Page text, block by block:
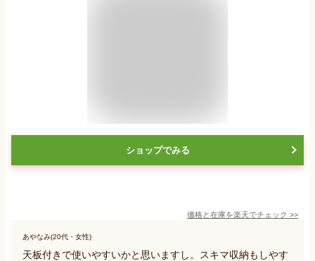
ショップでみる
価格と在庫を楽天でチェック >>
あやなみ(20代・女性)
天板付きで使いやすいかと思いますし。スキマ収納もしやす